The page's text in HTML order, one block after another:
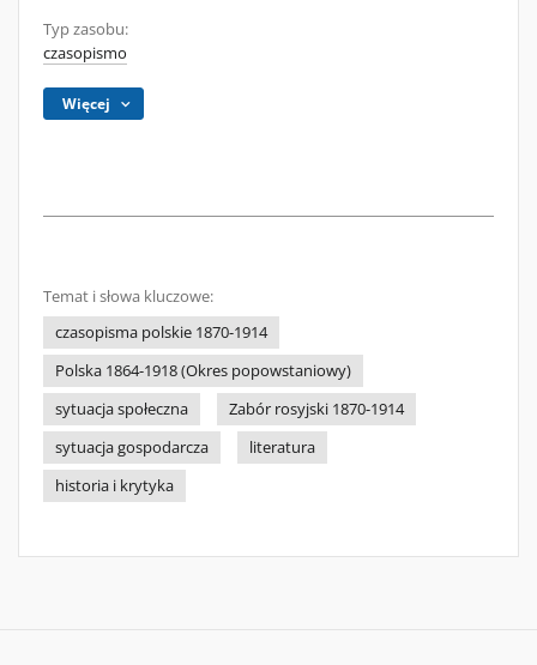
Typ zasobu:
czasopismo
Więcej
Temat i słowa kluczowe:
czasopisma polskie 1870-1914
Polska 1864-1918 (Okres popowstaniowy)
sytuacja społeczna
Zabór rosyjski 1870-1914
sytuacja gospodarcza
literatura
historia i krytyka